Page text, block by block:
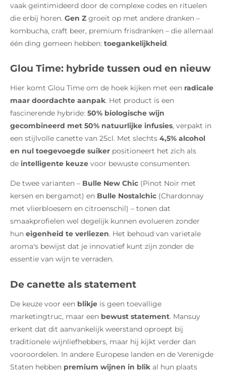
vaak geïntimideerd door de complexe codes en rituelen
die erbij horen. Gen Z groeit op met andere dranken –
kombucha, craft beer, premium frisdranken – die allemaal
één ding gemeen hebben: toegankelijkheid.
Glou Time: hybride tussen oud en nieuw
Hier komt Glou Time om de hoek kijken met een radicale
maar doordachte aanpak. Het product is een
fascinerende hybride: 50% biologische wijn
gecombineerd met 50% natuurlijke infusies, verpakt in
een stijlvolle canette van 25cl. Met slechts 4,5% alcohol
en nul toegevoegde suiker positioneert het zich als
de intelligente keuze voor bewuste consumenten.
De twee varianten – Bulle New Chic (Pinot Noir met
kersen en bergamot) en Bulle Nostalchic (Chardonnay
met vlierbloesem en citroenschil) – tonen dat
smaakprofielen wel degelijk kunnen evolueren zonder
hun eigenheid te verliezen. Het behoud van varietale
aroma's bewijst dat je innovatief kunt zijn zonder de
essentie van wijn te verraden.
De canette als statement
De keuze voor een blikje is geen toevallige
marketingtruc, maar een bewust statement. Mansuy
erkent dat dit aanvankelijk weerstand oproept bij
traditionele wijnliefhebbers, maar hij kijkt verder dan
vooroordelen. In andere Europese landen en de Verenigde
Staten hebben premium wijnen in blik al hun plaats